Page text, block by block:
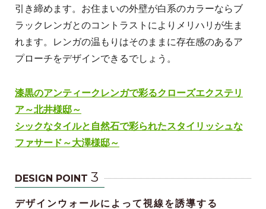
引き締めます。お住まいの外壁が白系のカラーならブ
ラックレンガとのコントラストによりメリハリが生ま
れます。レンガの温もりはそのままに存在感のあるア
プローチをデザインできるでしょう。
漆黒のアンティークレンガで彩るクローズエクステリ
ア～北井様邸～
シックなタイルと自然石で彩られたスタイリッシュな
ファサード～大澤様邸～
DESIGN POINT 3
デザインウォールによって視線を誘導する